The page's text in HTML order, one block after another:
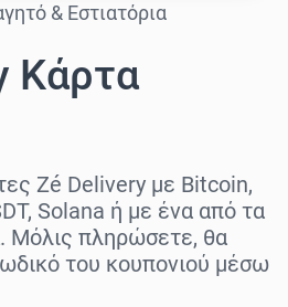
& Εστιατόρια
Κάρτα
Zé Delivery με Bitcoin,
Solana ή με ένα από τα
Μόλις πληρώσετε, θα
του κουπονιού μέσω